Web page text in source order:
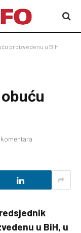
proizvedenu u BiH
komentara
u BiH, u